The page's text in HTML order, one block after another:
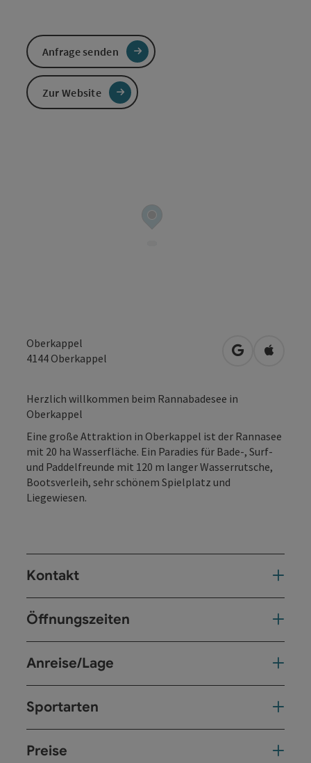
Oberkappel
4144Oberkappel in Google
in
Herzlich willkommen beim Rannabadesee in
Oberkappel
Eine große Attraktion in Oberkappel ist der Rannasee
mit 20 ha Wasserfläche. Ein Paradies für Bade-, Surf-
und Paddelfreunde mit 120 m langer Wasserrutsche,
Bootsverleih, sehr schönem Spielplatz und
Liegewiesen.
Kontakt
Öffnungszeiten
Anreise/Lage
Sportarten
Preise
Anfrage senden
Zur Website